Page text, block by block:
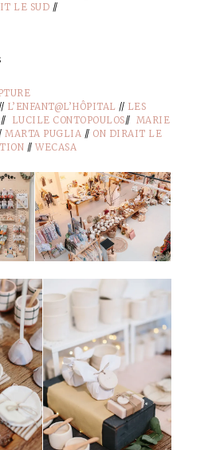
LE SUD //
L’ENFANT@L’HÔPITAL // LES
// LUCILE CONTOPOULOS// MARIE
MARTA PUGLIA // ON DIRAIT LE
// WECASA